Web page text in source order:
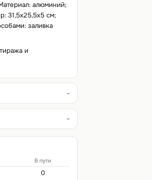
алюминий;
31,5х25,5х5 см;
заливка
и
В пути
0